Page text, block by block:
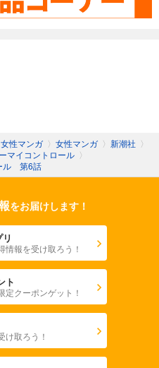
性マンガ 〉 女性マンガ 〉 新潮社 〉
マイコントロール 〉
ル 第6話
をお届けします！
情報を受け取ろう！
ト
定クーポンゲット！
け取ろう！